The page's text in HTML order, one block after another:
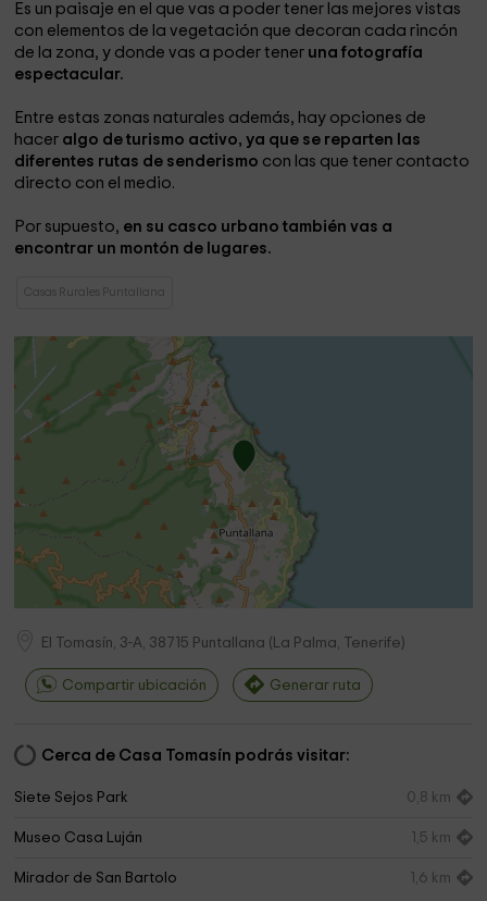
Es un paisaje en el que vas a poder tener las mejores vistas
con elementos de la vegetación que decoran cada rincón
de la zona, y donde vas a poder tener una fotografía
espectacular.
Entre estas zonas naturales además, hay opciones de
hacer algo de turismo activo, ya que se reparten las
diferentes rutas de senderismo con las que tener contacto
directo con el medio.
Por supuesto, en su casco urbano también vas a
encontrar un montón de lugares.
Casas Rurales Puntallana
El Tomasín, 3-A, 38715 Puntallana ( La Palma, Tenerife)
Compartir ubicación Generar ruta
Cerca de Casa Tomasín podrás visitar:
Siete Sejos Park 0,8 km
Museo Casa Luján 1,5 km
Mirador de San Bartolo 1,6 km